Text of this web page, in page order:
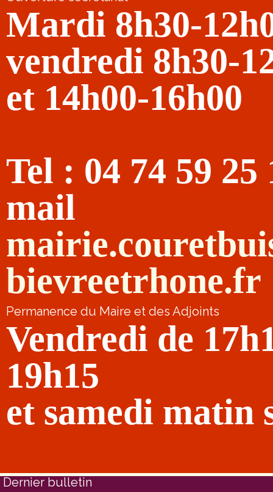
Mardi 8h30-
vendredi 8h30-
et 14h00-16h00
Tel : 04 74 59 25
mail
bievreetrhone.fr
Permanence du Maire et des Adjoints
Vendredi de
19h15
et samedi matin
Dernier bulletin